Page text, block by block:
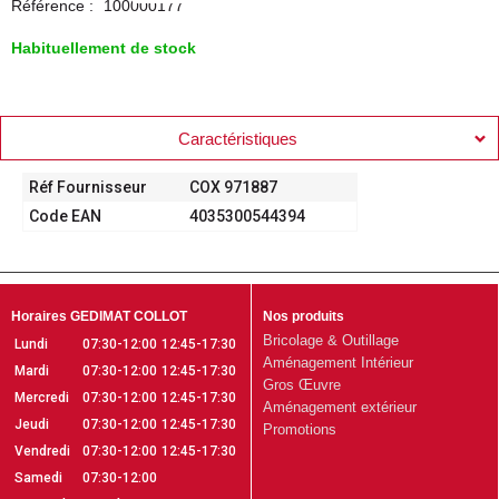
Référence : 100000177
Habituellement de stock
Caractéristiques
Réf Fournisseur
COX 971887
Code EAN
4035300544394
Horaires GEDIMAT COLLOT
Lundi
07:30-12:00 12:45-17:30
Mardi
07:30-12:00 12:45-17:30
Mercredi
07:30-12:00 12:45-17:30
Jeudi
07:30-12:00 12:45-17:30
Vendredi
07:30-12:00 12:45-17:30
Samedi
07:30-12:00
Nos produits
Bricolage & Outillage
Aménagement Intérieur
Gros Œuvre
Aménagement extérieur
Promotions